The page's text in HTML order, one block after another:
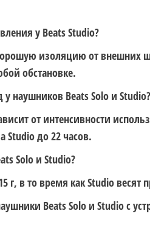
у Beats Studio?
изоляцию от внешних
обстановке.
наушников Beats Solo и Studio?
от интенсивности
Studio до 22 часов.
Solo и Studio?
г, в то время как Studio весят
Beats Solo и Studio с